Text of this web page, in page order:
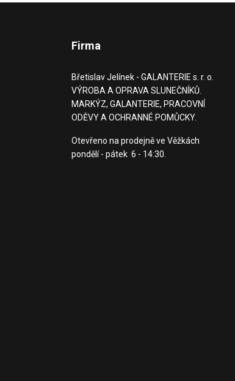
Firma
Břetislav Jelínek - GALANTERIE s. r. o.
VÝROBA A OPRAVA SLUNEČNÍKŮ.
MARKÝZ, GALANTERIE, PRACOVNÍ
ODĚVY A OCHRANNÉ POMŮCKY.
Otevřeno na prodejně ve Věžkách
pondělí - pátek 6 - 14:30.